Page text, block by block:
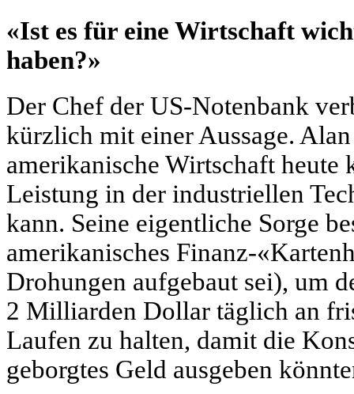
«Ist es für eine Wirtschaft
haben?»
Der Chef der US-Notenbank
kürzlich mit einer Aussage.
amerikanische Wirtschaft heute
Leistung in der industriellen
kann. Seine eigentliche Sorge
amerikanisches Finanz-
Drohungen aufgebaut sei), um
2 Milliarden Dollar täglich an
Laufen zu halten, damit die
geborgtes Geld ausgeben